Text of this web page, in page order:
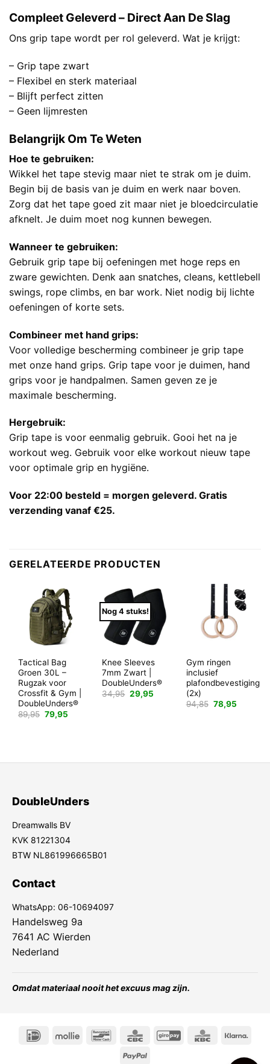
Compleet Geleverd – Direct Aan De Slag
Ons grip tape wordt per rol geleverd. Wat je krijgt:
– Grip tape zwart
– Flexibel en sterk materiaal
– Blijft perfect zitten
– Geen lijmresten
Belangrijk Om Te Weten
Hoe te gebruiken:
Wikkel het tape stevig maar niet te strak om je duim.
Begin bij de basis van je duim en werk naar boven.
Zorg dat het tape goed zit maar niet je bloedcirculatie
afknelt. Je duim moet nog kunnen bewegen.
Wanneer te gebruiken:
Gebruik grip tape bij oefeningen met hoge reps en
zware gewichten. Denk aan snatches, cleans, kettlebell
swings, rope climbs, en bar work. Niet nodig bij lichte
oefeningen of korte sets.
Combineer met hand grips:
Voor volledige bescherming combineer je grip tape
met onze hand grips. Grip tape voor je duimen, hand
grips voor je handpalmen. Samen geven ze je
maximale bescherming.
Hergebruik:
Grip tape is voor eenmalig gebruik. Gooi het na je
workout weg. Gebruik voor elke workout nieuw tape
voor optimale grip en hygiëne.
Voor 22:00 besteld = morgen geleverd. Gratis
verzending vanaf €25.
GERELATEERDE PRODUCTEN
Tactical Bag
Groen 30L –
Rugzak voor
Crossfit & Gym |
DoubleUnders®
89,95 Oorspronkelijke
prijs
79,95
Nog 4 stuks!
Knee Sleeves
7mm Zwart |
DoubleUnders®
34,95 Oorspronkelijke
prijs
29,95
Gym ringen
inclusief
plafondbevestiging
(2x)
94,85
prijs
78,95Huidige
DoubleUnders
Dreamwalls BV
KVK 81221304
BTW NL861996665B01
Contact
WhatsApp: 06-10694097
Handelsweg 9a
7641 AC Wierden
Nederland
Omdat materiaal nooit het excuus mag zijn.
IDeal Mollie BancontactCBC GiroPay KBC
PayPal